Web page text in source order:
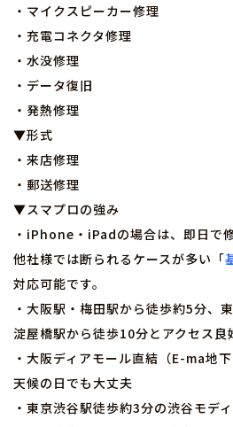
・マイクスピーカー修理
・充電コネクタ修理
・水没修理
・データ復旧
・発熱修理
▼形式
・来店修理
・郵送修理
▼スマプロの強み
・iPhone・iPadの場合は、即日で
他社様では断られるケースが多い「
対応可能です。
・大阪駅・梅田駅から徒歩約5分、
淀屋橋駅から徒歩10分とアクセス良
・大阪ディアモール直結（E-ma地
天候の日でも大丈夫
・東京渋谷駅徒歩約3分の渋谷モデ